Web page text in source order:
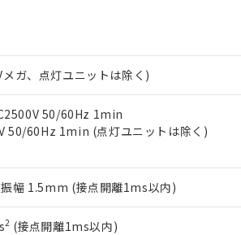
ガ、点灯ユニットは除く)
50/60Hz 1min
50/60Hz 1min (点灯ユニットは除く)
幅 1.5mm (接点開離1ms以内)
2 (接点開離1ms以内)
物質）の非含有証明書
書（当社基準）
時点で非含有を証明するもので、過去に遡
フタル酸エステル類４物質の対応では、
考欄に対応日を記載しておりました。
への在庫切替を完了していることから、
。